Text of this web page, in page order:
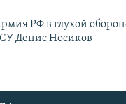
РФ в глухой
Денис Носиков